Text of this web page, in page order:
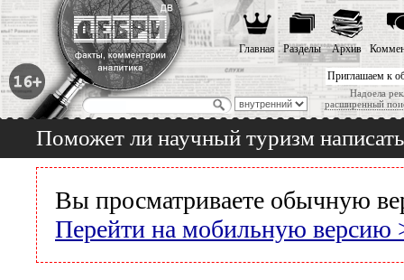
Приглашаем к
Надоела
расширенный
Главная Разделы Архив
Поможет ли научный туризм
Вы просматриваете обычную
Перейти на мобильную версию